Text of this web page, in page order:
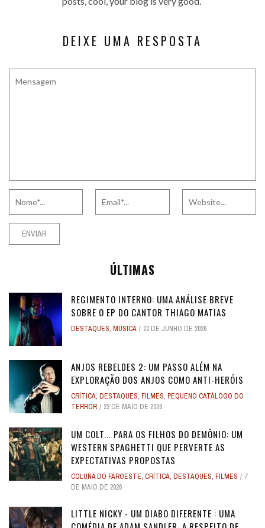
DEIXE UMA RESPOSTA
ÚLTIMAS
REGIMENTO INTERNO: UMA ANÁLISE BREVE
SOBRE O EP DO CANTOR THIAGO MATIAS
DESTAQUES, MÚSICA 22 DE JUNHO DE 2026
ANJOS REBELDES 2: UM PASSO ALÉM NA
EXPLORAÇÃO DOS ANJOS COMO ANTI-HERÓIS
CRÍTICA, DESTAQUES, FILMES, PEQUENO CATÁLOGO DO
TERROR
22 DE MAIO DE 2026
UM COLT... PARA OS FILHOS DO DEMÔNIO: UM
WESTERN SPAGHETTI QUE PERVERTE AS
EXPECTATIVAS PROPOSTAS
COLUNA DO FAROESTE, CRÍTICA, DESTAQUES, FILMES
7
DE MAIO DE 2026
LITTLE NICKY - UM DIABO DIFERENTE : UMA